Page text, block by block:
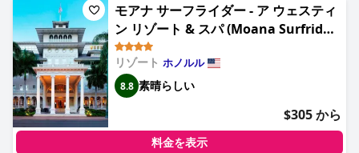
の席を確保するために、早朝に到着することをお勧めします。ビ
ーチやプールの近くのベッド、パラソル、椅子は有料であること
に気づいた宿泊客もおり、少し高くつく可能性があります。それ
にもかかわらず、多くの旅行者は、ビーチが素晴らしく、日光浴
や散歩に最適だと主張しました。ホテルのインテリアも美しく、
ロケーション全体の楽しみを高めています。サービスは不安定だ
とコメントする人もいましたが、宿泊客はビーチフロントのロケ
ーションとワイキキビーチへの近さを気に入っていました。全体
として、ロイヤルハワイアンは、見事で完璧なビーチを備えた素
晴らしいロケーションを提供しています。
モアナ サーフライダー - ア ウェスティ
ン リゾート & スパ (Moana Surfrider,
A Westin Resort & Spa, Waikiki
Beach)
リゾート ホノルル
8.8 素晴らしい
$305 から
料金を表示